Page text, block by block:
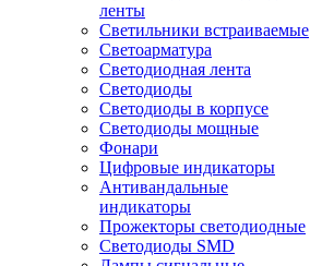
ленты
Светильники встраиваемые
Светоарматура
Светодиодная лента
Светодиоды
Светодиоды в корпусе
Светодиоды мощные
Фонари
Цифровые индикаторы
Антивандальные
индикаторы
Прожекторы светодиодные
Светодиоды SMD